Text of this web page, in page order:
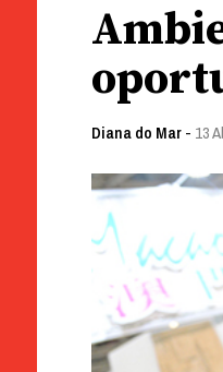
Diana do Mar- 13